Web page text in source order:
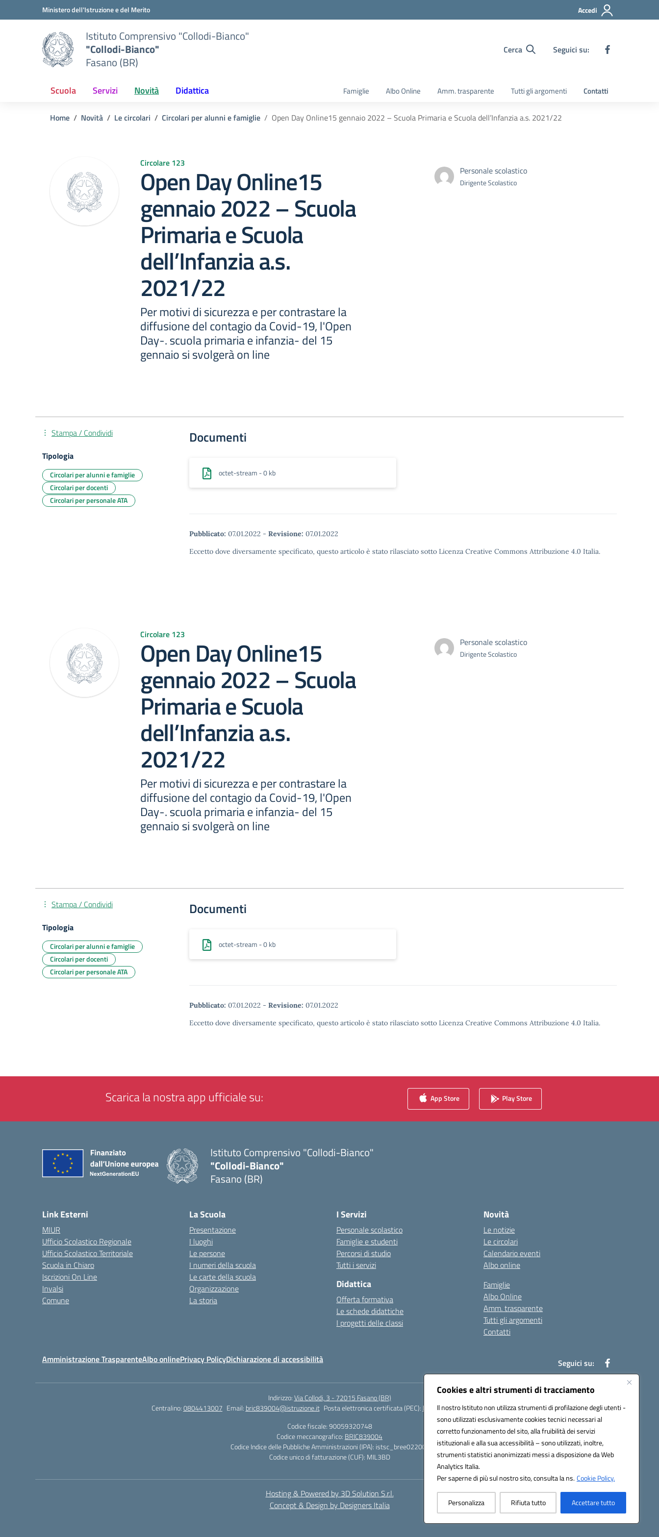
Cookies e altri strumenti di tracciamento
Il nostro Istituto non utilizza strumenti di profilazione degli utenti -
sono utilizzati esclusivamente cookies tecnici necessari al
corretto funzionamento del sito, alla fruibilità dei servizi
istituzionali e alla sua accessibilità – sono utilizzati, inoltre,
strumenti statistici anonimizzati messi a disposizione da Web
Analytics Italia.
Per saperne di più sul nostro sito, consulta la ns.Cookie Policy.
Personalizza Rifiuta tutto Accettare tutto
Vai ai contenuti
Vai al menu di navigazioneMinistero dell'Istruzione e del Merito Accedi
Istituto Comprensivo "Collodi-Bianco"
"Collodi-Bianco"
Fasano (BR)
Cerca Seguici su:
Scuola Servizi Novità Didattica Famiglie Albo Online Amm. trasparente Tutti gli argomenti Contatti
Home Novità Le circolari Circolari per alunni e famiglie Open Day Online15 gennaio 2022 – Scuola Primaria e Scuola dell’Infanzia a.s. 2021/22
Circolare 123
Open Day Online15
gennaio 2022 – Scuola
Primaria e Scuola
dell’Infanzia a.s.
2021/22
Per motivi di sicurezza e per contrastare la
diffusione del contagio da Covid-19, l'Open
Day-. scuola primaria e infanzia- del 15
gennaio si svolgerà on line
Personale scolastico
Dirigente Scolastico
Documenti
octet-stream - 0 kb
Pubblicato: 07.01.2022 - Revisione: 07.01.2022
Eccetto dove diversamente specificato, questo articolo è stato rilasciato sotto Licenza Creative Commons Attribuzione 4.0 Italia.
Stampa / Condividi
Tipologia
Circolari per alunni e famiglie
Circolari per docenti
Circolari per personale ATA
Circolare 123
Open Day Online15
gennaio 2022 – Scuola
Primaria e Scuola
dell’Infanzia a.s.
2021/22
Per motivi di sicurezza e per contrastare la
diffusione del contagio da Covid-19, l'Open
Day-. scuola primaria e infanzia- del 15
gennaio si svolgerà on line
Personale scolastico
Dirigente Scolastico
Documenti
octet-stream - 0 kb
Pubblicato: 07.01.2022 - Revisione: 07.01.2022
Eccetto dove diversamente specificato, questo articolo è stato rilasciato sotto Licenza Creative Commons Attribuzione 4.0 Italia.
Stampa / Condividi
Tipologia
Circolari per alunni e famiglie
Circolari per docenti
Circolari per personale ATA
Scarica la nostra app ufficiale su: App Store Play Store
Istituto Comprensivo "Collodi-Bianco"
"Collodi-Bianco"
Fasano (BR)
Link Esterni
MIUR
Ufficio Scolastico Regionale
Ufficio Scolastico Territoriale
Scuola in Chiaro
Iscrizioni On Line
Invalsi
Comune
La Scuola
Presentazione
I luoghi
Le persone
I numeri della scuola
Le carte della scuola
Organizzazione
La storia
I Servizi
Personale scolastico
Famiglie e studenti
Percorsi di studio
Tutti i servizi
Didattica
Offerta formativa
Le schede didattiche
I progetti delle classi
Novità
Le notizie
Le circolari
Calendario eventi
Albo online
Famiglie
Albo Online
Amm. trasparente
Tutti gli argomenti
Contatti
Amministrazione TrasparenteAlbo onlinePrivacy PolicyDichiarazione di accessibilità Seguici su:
Indirizzo:Via Collodi, 3 - 72015 Fasano (BR)
Centralino:0804413007 Email: bric839004@istruzione.it Posta elettronica certificata (PEC): bric839004@pec.istruzione.it
Codice fiscale: 90059320748
Codice meccanografico: BRIC839004
Codice Indice delle Pubbliche Amministrazioni (IPA): istsc_bree02200r
Codice unico di fatturazione (CUF): MIL3BD
Hosting & Powered by 3D Solution S.r.l.
Concept & Design by Designers Italia